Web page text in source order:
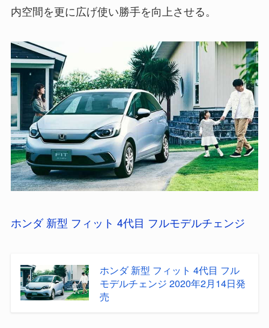
内空間を更に広げ使い勝手を向上させる。
ホンダ 新型 フィット 4代目 フルモデルチェンジ
ホンダ 新型 フィット 4代目 フル
モデルチェンジ 2020年2月14日発
売